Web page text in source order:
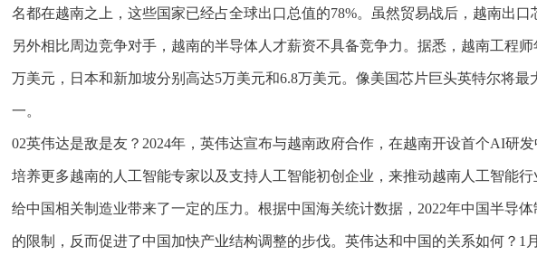
名都在越南之上，这些国家已经占全球出口总值的78%。虽然贸易战后，越南出
另外相比周边竞争对手，越南的半导体人才薪资不具备竞争力。据悉，越南工程
万美元，日本和新加坡分别高达5万美元和6.8万美元。像美国芯片巨头英特尔将
一。
02英伟达是敌是友？2024年，英伟达宣布与越南政府合作，在越南开设首个AI研
培养更多越南的人工智能专家以及支持人工智能初创企业，来推动越南人工智能
给中国相关制造业带来了一定的压力。根据中国海关统计数据，2022年中国半导
的限制，反而促进了中国加快产业结构调整的步伐。英伟达和中国的关系如何？